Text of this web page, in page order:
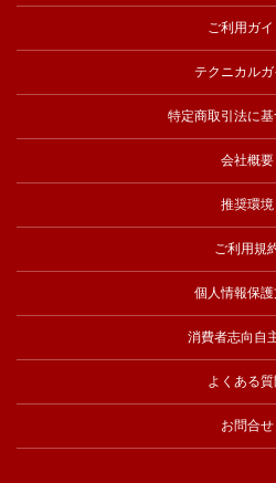
ご利用ガイ
テクニカルガ
特定商取引法に
会社概要
推奨環境
ご利用規
個人情報保
消費者志向自
よくある質
お問合せ